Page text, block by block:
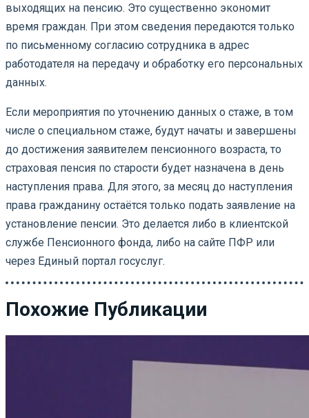
выходящих на пенсию. Это существенно экономит
время граждан. При этом сведения передаются только
по письменному согласию сотрудника в адрес
работодателя на передачу и обработку его персональных
данных.
Если мероприятия по уточнению данных о стаже, в том
числе о специальном стаже, будут начаты и завершены
до достижения заявителем пенсионного возраста, то
страховая пенсия по старости будет назначена в день
наступления права. Для этого, за месяц до наступления
права гражданину остаётся только подать заявление на
установление пенсии. Это делается либо в клиентской
службе Пенсионного фонда, либо на сайте ПФР или
через Единый портал госуслуг.
Похожие Публикации